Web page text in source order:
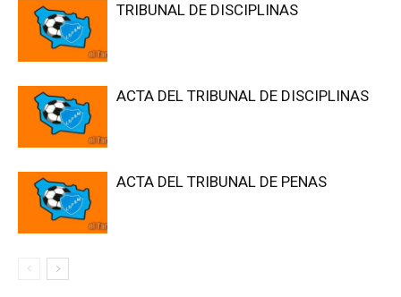
TRIBUNAL DE DISCIPLINAS
ACTA DEL TRIBUNAL DE DISCIPLINAS
ACTA DEL TRIBUNAL DE PENAS